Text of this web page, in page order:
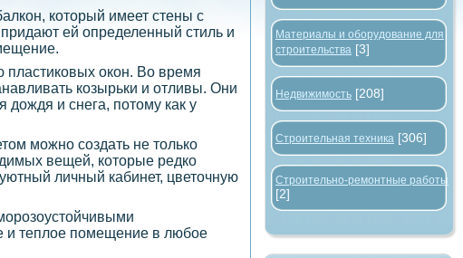
который имеет стены с
ей определенный стиль и
окон. Во время
козырьки и отливы. Они
дождя и снега, потому как у
можно создать не только
вещей, которые редко
личный кабинет, цветочную
и теплое помещение в любое
Материалы и оборудование для
строительства [3]
Недвижимость [208]
Строительная техника [306]
Строительно-ремонтные работы
[2]